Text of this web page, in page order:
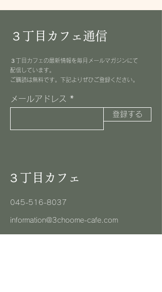
３丁目カフェ通信
３丁目カフェの最新情報を毎月メールマガジンにて
配信しています。
​ご購読は無料です。下記よりぜひご登録ください。
メールアドレス
登録する
３丁目カフェ
045-516-8037
information@3choome-cafe.com